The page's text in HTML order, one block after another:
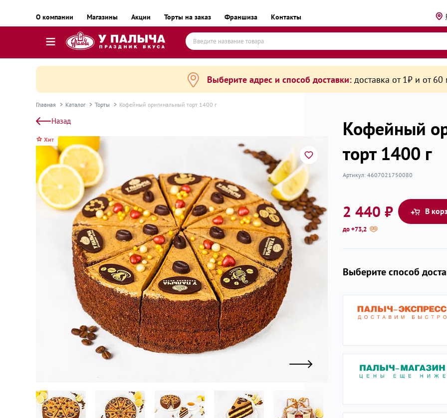
О компании Магазины Акции Торты на заказ Франшиза Контакты
Равиоли, почти готовые блюда
Пельмени, вареники, замороженные полуфабрикаты
Готовые блюда замороженные
Колбаса и деликатесы
Сыр и масло
Кейтеринг
Десерты замороженные, мороженое и сорбеты
Полезные сладости и снеки
Чай, кофе, напитки
Весь каталог
Экскурсии и мастер-классы
Выберите адрес и способ доставки:доставка от 1₽ и от 60
Главная Каталог Торты Кофейный оригинальный торт 1400 г
Назад
Хит
Кофейный
торт 1400 г
Артикул: 4607021750080
2 440 ₽ В
до +73,2
Выберите способ